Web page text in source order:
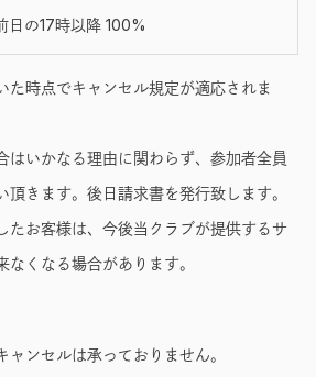
日の17時以降 100%
時点でキャンセル規定が適応されま
いかなる理由に関わらず、参加者全員
きます。後日請求書を発行致します。
たお客様は、今後当クラブが提供するサ
くなる場合があります。
ンセルは承っておりません。